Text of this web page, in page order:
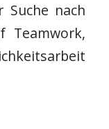
nach
Teamwork,